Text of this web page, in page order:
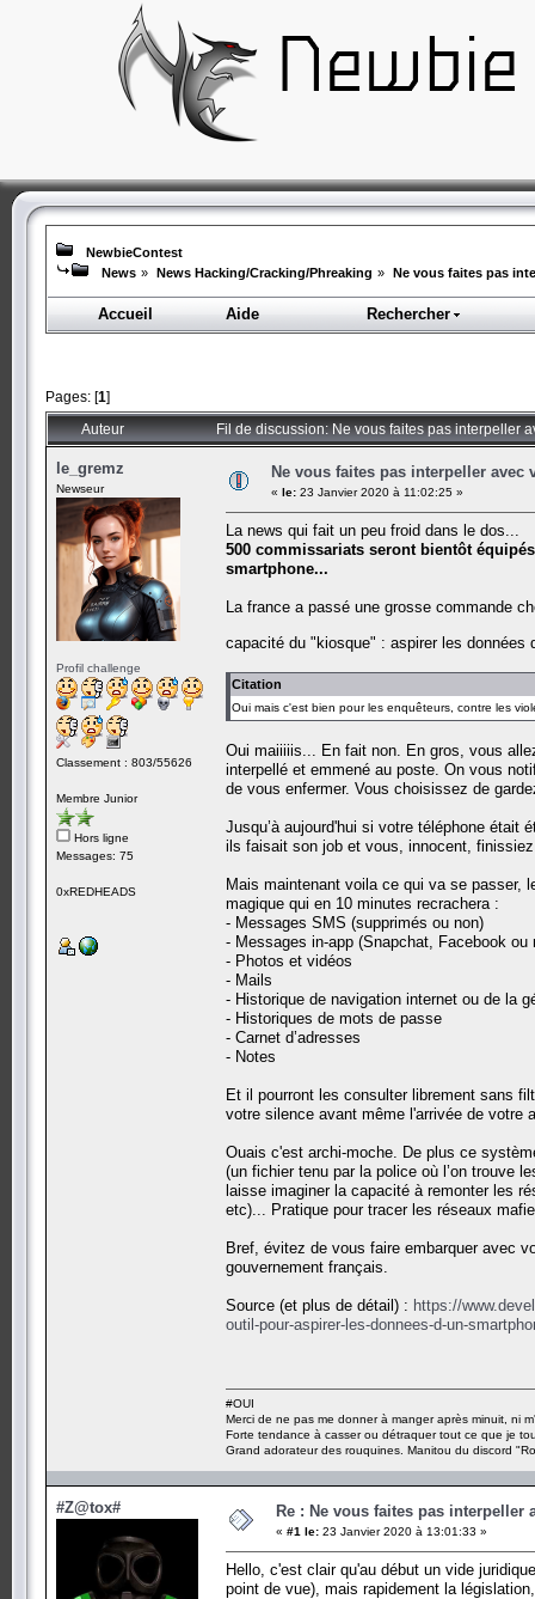
NewbieContest
News » News Hacking/Cracking/Phreaking » Ne vous faites pas
Accueil Aide Rechercher
Pages: [1]
Auteur Fil de discussion: Ne vous faites pas interpeller
le_gremz
Newseur
Profil challenge
Classement : 803/55626
Membre Junior
Hors ligne
Messages: 75
0xREDHEADS
Ne vous faites pas interpeller avec
« le: 23 Janvier 2020 à 11:02:25 »
La news qui fait un peu froid dans le dos...
500 commissariats seront bientôt
smartphone...
La france a passé une grosse commande
capacité du "kiosque" : aspirer les données
Citation
Oui mais c'est bien pour les enquêteurs, contre les
Oui maiiiiis... En fait non. En gros, vous
interpellé et emmené au poste. On vous
de vous enfermer. Vous choisissez de
Jusqu’à aujourd'hui si votre téléphone était
ils faisait son job et vous, innocent,
Mais maintenant voila ce qui va se passer,
magique qui en 10 minutes recrachera :
- Messages SMS (supprimés ou non)
- Messages in-app (Snapchat, Facebook ou
- Photos et vidéos
- Mails
- Historique de navigation internet ou de la
- Historiques de mots de passe
- Carnet d’adresses
- Notes
Et il pourront les consulter librement sans
votre silence avant même l'arrivée de votre
Ouais c'est archi-moche. De plus ce
(un fichier tenu par la police où l’on trouve
laisse imaginer la capacité à remonter les
etc)... Pratique pour tracer les réseaux
Bref, évitez de vous faire embarquer avec
gouvernement français.
Source (et plus de détail) : https://
outil-pour-aspirer-les-donnees-d-un-
#OUI
Merci de ne pas me donner à manger après minuit, ni
Forte tendance à casser ou détraquer tout ce que je
Grand adorateur des rouquines. Manitou du discord
#Z@tox# Re : Ne vous faites pas
« #1 le: 23 Janvier 2020 à 13:01:33 »
Hello, c'est clair qu'au début un vide
point de vue), mais rapidement la